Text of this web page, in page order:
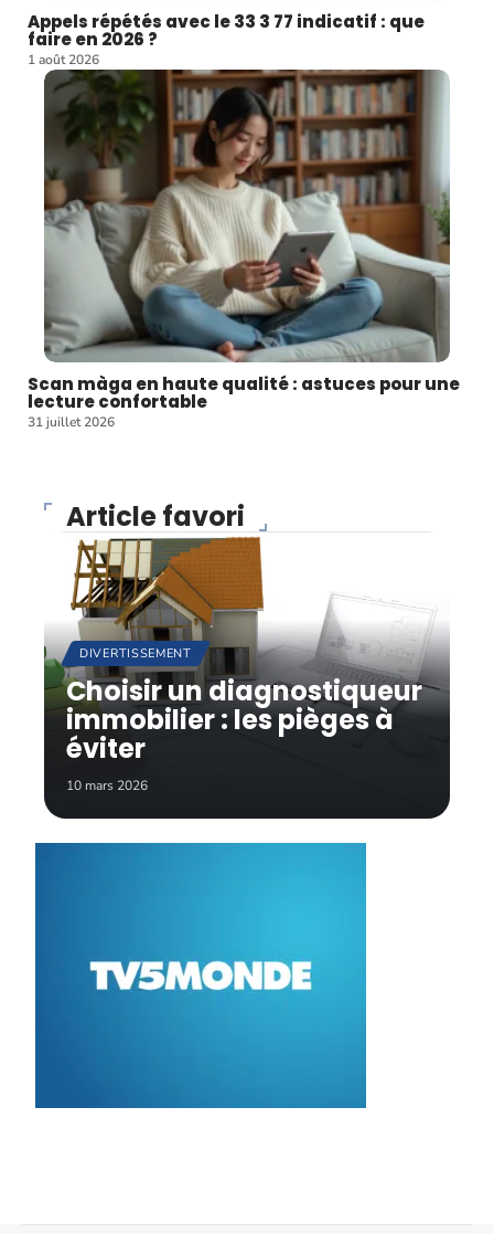
Appels répétés avec le 33 3 77 indicatif : que
faire en 2026 ?
1 août 2026
Scan màga en haute qualité : astuces pour une
lecture confortable
31 juillet 2026
Article favori
DIVERTISSEMENT
Choisir un diagnostiqueur
immobilier : les pièges à
éviter
10 mars 2026